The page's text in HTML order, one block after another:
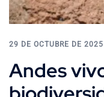
29 DE OCTUBRE DE 2025
Andes